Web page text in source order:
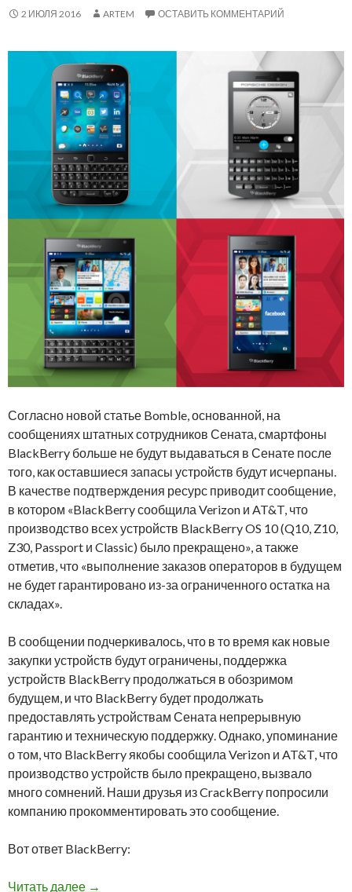
2 ИЮЛЯ 2016 ARTEM ОСТАВИТЬ КОММЕНТАРИЙ
Согласно новой статье Bomble, основанной, на
сообщениях штатных сотрудников Сената, смартфоны
BlackBerry больше не будут выдаваться в Сенате после
того, как оставшиеся запасы устройств будут исчерпаны.
В качестве подтверждения ресурс приводит сообщение,
в котором «BlackBerry сообщила Verizon и AT&T, что
производство всех устройств BlackBerry OS 10 (Q10, Z10,
Z30, Passport и Classic) было прекращено», а также
отметив, что «выполнение заказов операторов в будущем
не будет гарантировано из-за ограниченного остатка на
складах».
В сообщении подчеркивалось, что в то время как новые
закупки устройств будут ограничены, поддержка
устройств BlackBerry продолжаться в обозримом
будущем, и что BlackBerry будет продолжать
предоставлять устройствам Сената непрерывную
гарантию и техническую поддержку. Однако, упоминание
о том, что BlackBerry якобы сообщила Verizon и AT&T, что
производство устройств было прекращено, вызвало
много сомнений. Наши друзья из CrackBerry попросили
компанию прокомментировать это сообщение.
Вот ответ BlackBerry:
Читать далее BlackBerry не планирует прекращать
→